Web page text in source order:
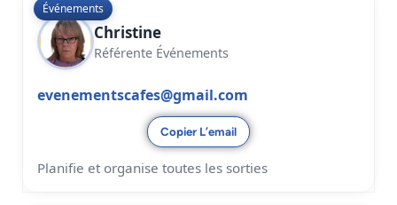
Événements
Christine
Référente Événements
evenementscafes@gmail.com
Copier L’email
Planifie et organise toutes les sorties